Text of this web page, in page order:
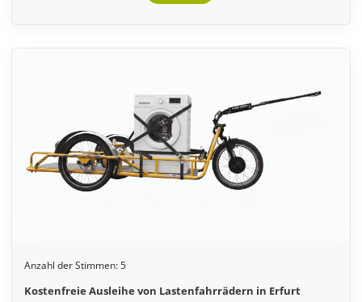
Anzahl der Stimmen: 5
Kostenfreie Ausleihe von Lastenfahrrädern in Erfurt